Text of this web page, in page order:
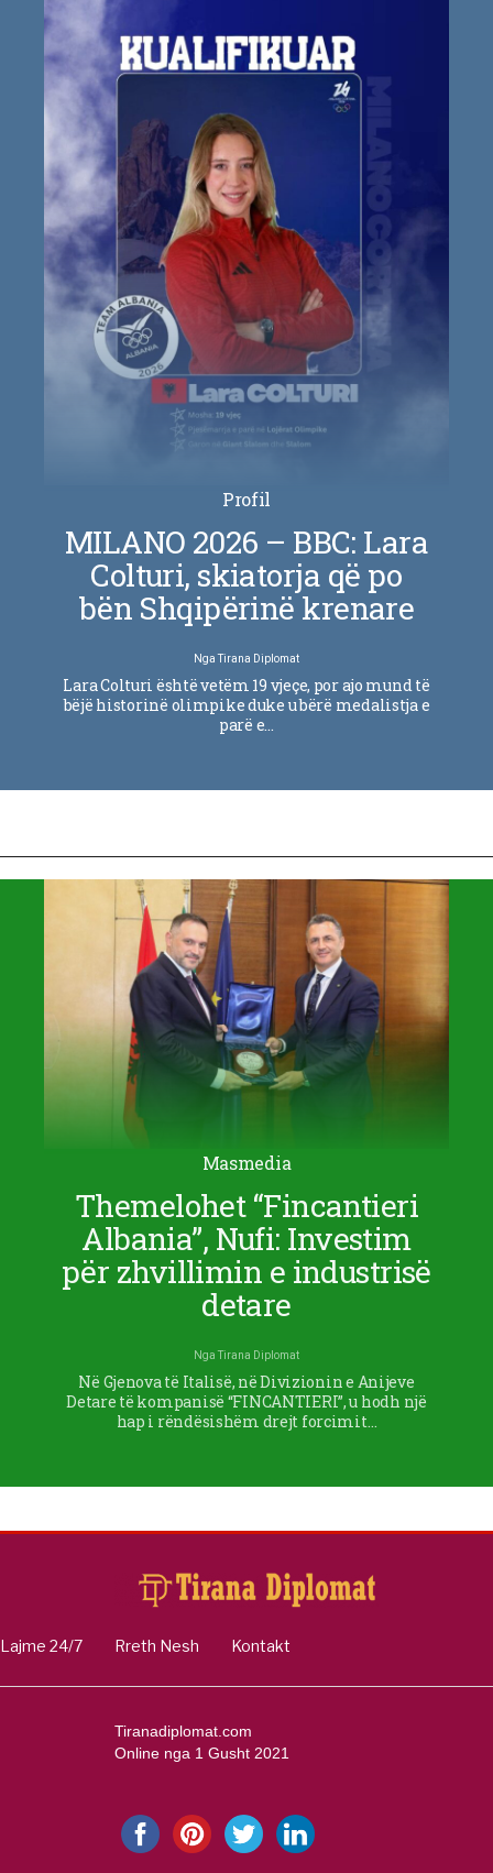
Profil
MILANO 2026 – BBC: Lara
Colturi, skiatorja që po
bën Shqipërinë krenare
NgaTirana Diplomat
Lara Colturi është vetëm 19 vjeçe, por ajo mund të
bëjë historinë olimpike duke u bërë medalistja e
parë e…
Masmedia
Themelohet “Fincantieri
Albania”, Nufi: Investim
për zhvillimin e industrisë
detare
NgaTirana Diplomat
Në Gjenova të Italisë, në Divizionin e Anijeve
Detare të kompanisë “FINCANTIERI”, u hodh një
hap i rëndësishëm drejt forcimit…
Lajme 24/7 Rreth Nesh Kontakt
Tiranadiplomat.com
Online nga 1 Gusht 2021